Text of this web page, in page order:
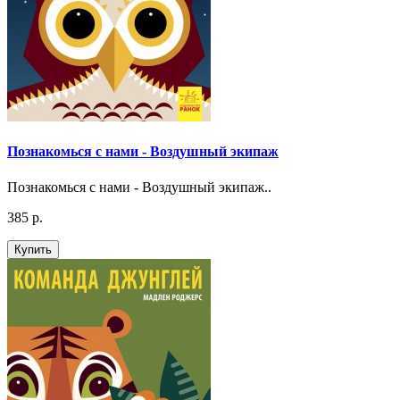
Познакомься с нами - Воздушный экипаж
Познакомься с нами - Воздушный экипаж..
385 р.
Купить